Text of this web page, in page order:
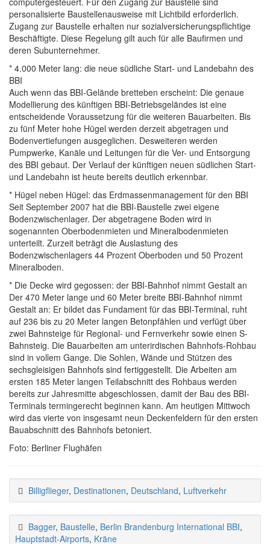
personalisierte Baustellenausweise mit Lichtbild erforderlich.
Zugang zur Baustelle erhalten nur sozialversicherungspflichtige
Beschäftigte. Diese Regelung gilt auch für alle Baufirmen und
deren Subunternehmer.
* 4.000 Meter lang: die neue südliche Start- und Landebahn des
BBI
Auch wenn das BBI-Gelände bretteben erscheint: Die genaue
Modellierung des künftigen BBI-Betriebsgeländes ist eine
entscheidende Voraussetzung für die weiteren Bauarbeiten. Bis
zu fünf Meter hohe Hügel werden derzeit abgetragen und
Bodenvertiefungen ausgeglichen. Desweiteren werden
Pumpwerke, Kanäle und Leitungen für die Ver- und Entsorgung
des BBI gebaut. Der Verlauf der künftigen neuen südlichen Start-
und Landebahn ist heute bereits deutlich erkennbar.
* Hügel neben Hügel: das Erdmassenmanagement für den BBI
Seit September 2007 hat die BBI-Baustelle zwei eigene
Bodenzwischenlager. Der abgetragene Boden wird in
sogenannten Oberbodenmieten und Mineralbodenmieten
unterteilt. Zurzeit beträgt die Auslastung des
Bodenzwischenlagers 44 Prozent Oberboden und 50 Prozent
Mineralboden.
* Die Decke wird gegossen: der BBI-Bahnhof nimmt Gestalt an
Der 470 Meter lange und 60 Meter breite BBI-Bahnhof nimmt
Gestalt an: Er bildet das Fundament für das BBI-Terminal, ruht
auf 236 bis zu 20 Meter langen Betonpfählen und verfügt über
zwei Bahnsteige für Regional- und Fernverkehr sowie einen S-
Bahnsteig. Die Bauarbeiten am unterirdischen Bahnhofs-Rohbau
sind in vollem Gange. Die Sohlen, Wände und Stützen des
sechsgleisigen Bahnhofs sind fertiggestellt. Die Arbeiten am
ersten 185 Meter langen Teilabschnitt des Rohbaus werden
bereits zur Jahresmitte abgeschlossen, damit der Bau des BBI-
Terminals termingerecht beginnen kann. Am heutigen Mittwoch
wird das vierte von insgesamt neun Deckenfeldern für den ersten
Bauabschnitt des Bahnhofs betoniert.
Foto: Berliner Flughäfen
Billigflieger, Destinationen, Deutschland, Luftverkehr
Bagger, Baustelle, Berlin Brandenburg International BBI,
Hauptstadt-Airports, Kräne